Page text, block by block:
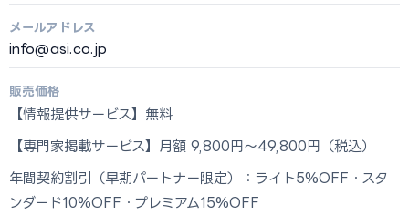
メールアドレス
info@asi.co.jp
販売価格
【情報提供サービス】無料
【専門家掲載サービス】月額 9,800円〜49,800円（税込）
年間契約割引（早期パートナー限定）：ライト5%OFF・スタ
ンダード10%OFF・プレミアム15%OFF